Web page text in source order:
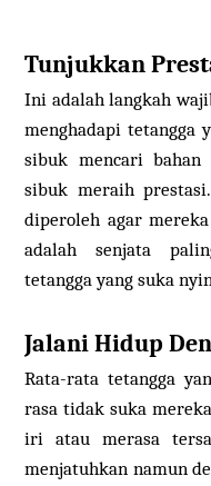
Tunjukkan
Ini adalah langkah
menghadapi tetangga
sibuk mencari bahan
sibuk meraih
diperoleh agar
adalah senjata
tetangga yang suka
Jalani Hidup
Rata-rata tetangga
rasa tidak suka
iri atau merasa
menjatuhkan namun